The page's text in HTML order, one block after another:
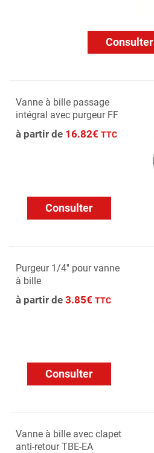
Consulter
Vanne à bille passage
intégral avec purgeur FF
à partir de 16.82€ TTC
Consulter
Purgeur 1/4'' pour vanne
à bille
à partir de 3.85€ TTC
Consulter
Vanne à bille avec clapet
anti-retour TBE-EA